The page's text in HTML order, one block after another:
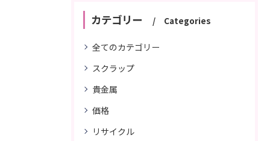
カテゴリー Categories
全てのカテゴリー
スクラップ
貴金属
価格
リサイクル